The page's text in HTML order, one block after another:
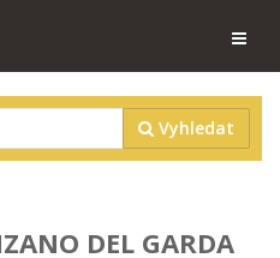
Vyhledat
DEL GARDA